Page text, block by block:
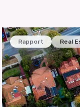
Rapport Real